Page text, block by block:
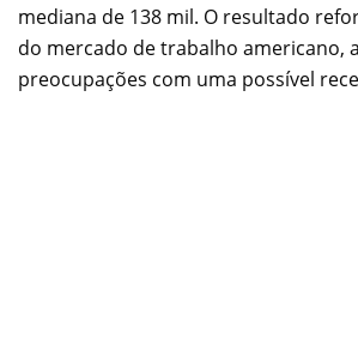
mediana de 138 mil. O resultado
do mercado de trabalho americano,
preocupações com uma possível